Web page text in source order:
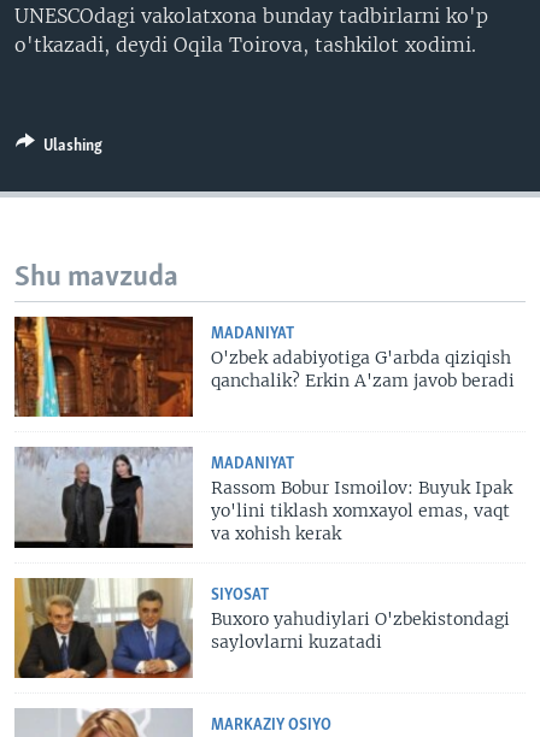
UNESCOdagi vakolatxona bunday tadbirlarni ko'p
o'tkazadi, deydi Oqila Toirova, tashkilot xodimi.
Ulashing
Shu mavzuda
MADANIYAT
O'zbek adabiyotiga G'arbda qiziqish
qanchalik? Erkin A'zam javob beradi
MADANIYAT
Rassom Bobur Ismoilov: Buyuk Ipak
yo'lini tiklash xomxayol emas, vaqt
va xohish kerak
SIYOSAT
Buxoro yahudiylari O'zbekistondagi
saylovlarni kuzatadi
MARKAZIY OSIYO